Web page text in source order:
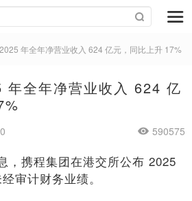
年全年净营业收入 624 亿元，同比上升 17%
年全年净营业收入 624 亿
590575
，携程集团在港交所公布 2025
审计财务业绩。